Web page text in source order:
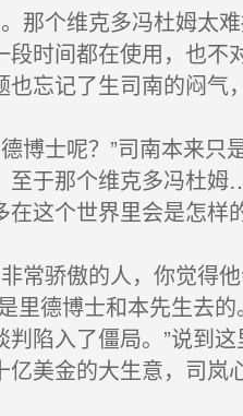
那个维克多冯杜姆太
段时间都在使用，也
忘记了生司南的闷气
博士呢？”司南本来只
至于那个维克多冯杜
这个世界里会是怎样
常骄傲的人，你觉得
里德博士和本先生去
判陷入了僵局。”说到
美金的大生意，司岚